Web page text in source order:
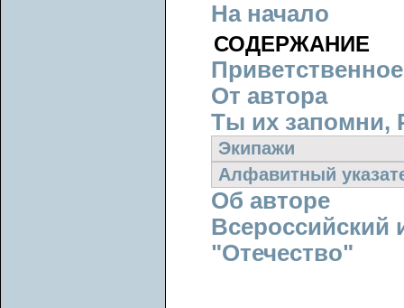
На начало
СОДЕРЖАНИЕ
От автора
Ты их запомни,
Экипажи
Алфавитный
Об авторе
"Отечество"